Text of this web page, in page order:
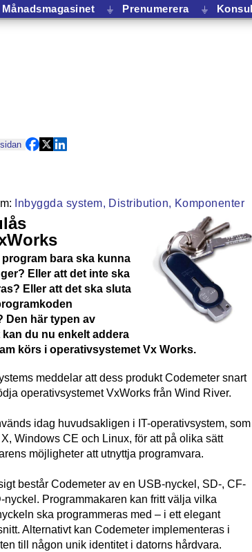
Månadsmagasinet ⏚ Prenumerera ⏚
Inbyggda system, Distribution, Komponenter
bara ska kunna
Eller att det inte ska
Eller att det ska sluta
Den här typen av
du nu enkelt addera
körs i operativsystemet Vx Works.
meddelar att dess produkt Codemeter snart
operativsystemet VxWorks från Wind River.
idag huvudsakligen i IT-operativsystem, som
Windows CE och Linux, för att på olika sätt
möjligheter att utnyttja programvara.
består Codemeter av en USB-nyckel, SD-, CF-
nyckel. Programmakaren kan fritt välja vilka
ska programmeras med – i ett elegant
Alternativt kan Codemeter implementeras i
till någon unik identitet i datorns hårdvara.